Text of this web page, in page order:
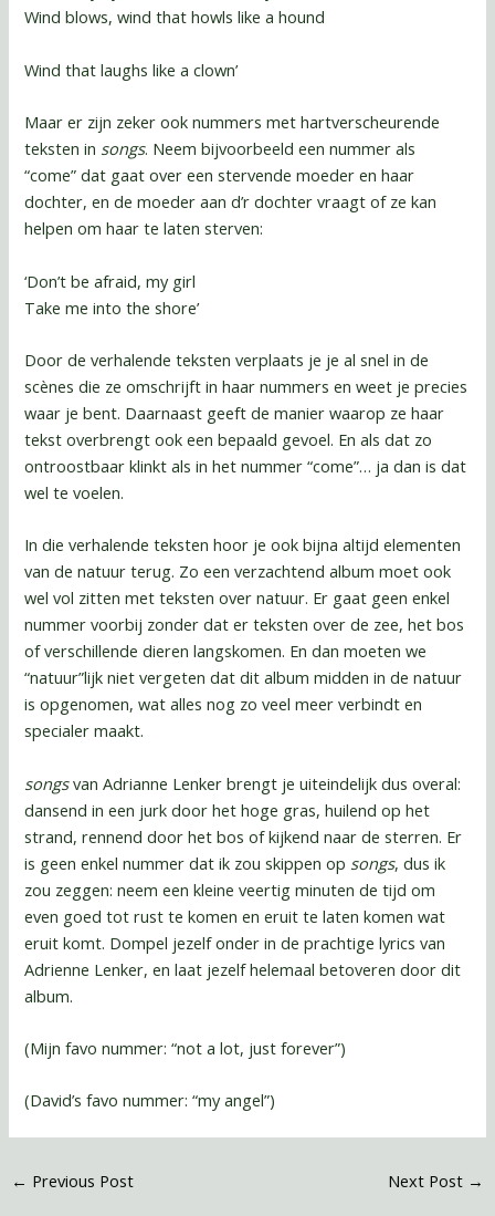
Wind blows, wind that howls like a hound
Wind that laughs like a clown’
Maar er zijn zeker ook nummers met hartverscheurende
teksten in songs. Neem bijvoorbeeld een nummer als
“come” dat gaat over een stervende moeder en haar
dochter, en de moeder aan d’r dochter vraagt of ze kan
helpen om haar te laten sterven:
‘Don’t be afraid, my girl
Take me into the shore’
Door de verhalende teksten verplaats je je al snel in de
scènes die ze omschrijft in haar nummers en weet je precies
waar je bent. Daarnaast geeft de manier waarop ze haar
tekst overbrengt ook een bepaald gevoel. En als dat zo
ontroostbaar klinkt als in het nummer “come”… ja dan is dat
wel te voelen.
In die verhalende teksten hoor je ook bijna altijd elementen
van de natuur terug. Zo een verzachtend album moet ook
wel vol zitten met teksten over natuur. Er gaat geen enkel
nummer voorbij zonder dat er teksten over de zee, het bos
of verschillende dieren langskomen. En dan moeten we
“natuur”lijk niet vergeten dat dit album midden in de natuur
is opgenomen, wat alles nog zo veel meer verbindt en
specialer maakt.
songsvan Adrianne Lenker brengt je uiteindelijk dus overal:
dansend in een jurk door het hoge gras, huilend op het
strand, rennend door het bos of kijkend naar de sterren. Er
is geen enkel nummer dat ik zou skippen op songs, dus ik
zou zeggen: neem een kleine veertig minuten de tijd om
even goed tot rust te komen en eruit te laten komen wat
eruit komt. Dompel jezelf onder in de prachtige lyrics van
Adrienne Lenker, en laat jezelf helemaal betoveren door dit
album.
(Mijn favo nummer: “not a lot, just forever”)
(David’s favo nummer: “my angel”)
← Previous Post Next Post →